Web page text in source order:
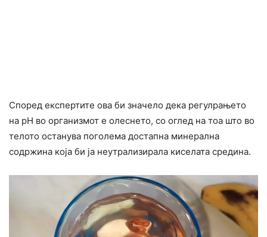
Според експертите ова би значело дека регулрањето
на pH во организмот е олеснето, со оглед на тоа што во
телото останува поголема достапна минерална
содржина која би ја неутрализирала киселата средина.